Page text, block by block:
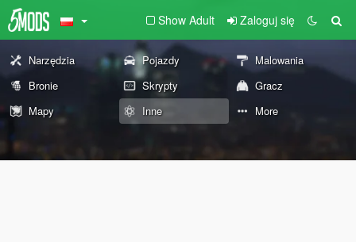
Show Adult Zaloguj się
Narzędzia Pojazdy
Malowania
Bronie
Skrypty
Gracz
Mapy
Inne More